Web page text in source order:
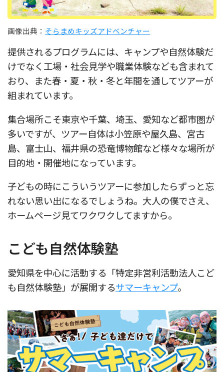
画像出典： そらまめキッズアドベンチャー
提供されるプログラムには、キャンプや自然体験だ
けでなく工場・社会見学や職業体験なども含まれて
おり、また春・夏・秋・冬と年間を通してツアーが
組まれています。
集合場所こそ東京や千葉、埼玉、愛知など都市圏が
多いですが、ツアー自体は小笠原や屋久島、宮古
島、富士山、福井県の恐竜博物館など様々な場所が
目的地・開催地になっています。
子どもの時にこういうツアーに参加したらずっと忘
れない思い出になるでしょうね。大人の僕でさえ、
ホームページ見てワクワクしてますから。
こども自然体験塾
愛知県を中心に活動する「特定非営利活動法人こど
も自然体験塾」が展開するサマーキャンプ。